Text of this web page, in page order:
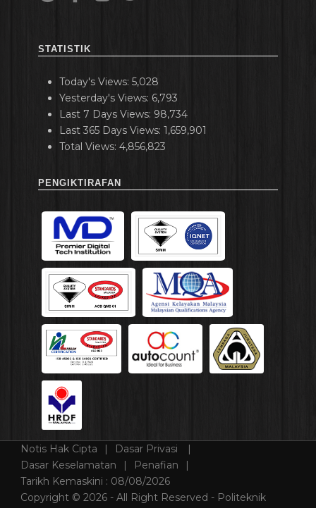
STATISTIK
Today's Views: 5,028
Yesterday's Views: 6,793
Last 7 Days Views: 98,734
Last 365 Days Views: 1,659,901
Total Views: 4,856,823
PENGIKTIRAFAN
Notis Hak Cipta
Dasar Privasi
Dasar Keselamatan
Penafian
Tarikh Kemaskini : 08/08/2026
Copyright © 2026 - All Right Reserved - Politeknik